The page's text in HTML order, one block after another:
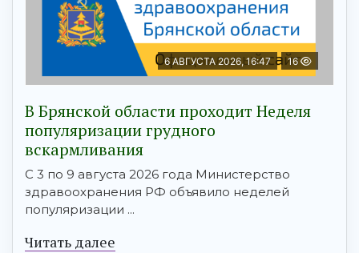
6 АВГУСТА 2026, 16:47 16
В Брянской области проходит Неделя
популяризации грудного
вскармливания
С 3 по 9 августа 2026 года Министерство
здравоохранения РФ объявило неделей
популяризации ...
Читать далее